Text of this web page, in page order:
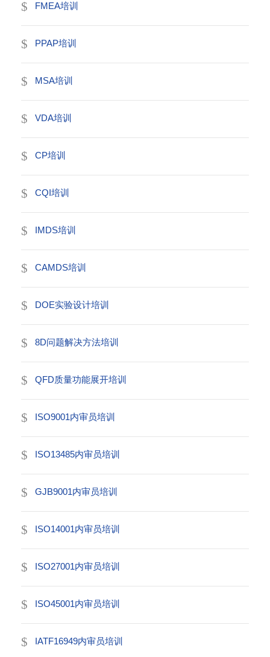
FMEA培训
PPAP培训
MSA培训
VDA培训
CP培训
CQI培训
IMDS培训
CAMDS培训
DOE实验设计培训
8D问题解决方法培训
QFD质量功能展开培训
ISO9001内审员培训
ISO13485内审员培训
GJB9001内审员培训
ISO14001内审员培训
ISO27001内审员培训
ISO45001内审员培训
IATF16949内审员培训